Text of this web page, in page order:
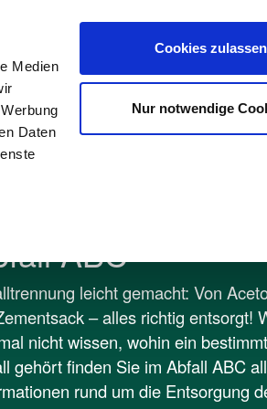
Medien
Daten
Cookies zulassen
Nur notwendige
Gewerbekunden Unsere
ABC
leicht gemacht: Von
– alles richtig entsorgt!
nicht wissen, wohin ein
gehört finden Sie im Abfall ABC
rund um die Entsorgung